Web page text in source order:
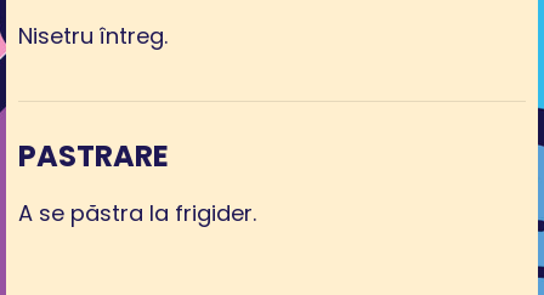
Nisetru întreg.
PASTRARE
A se păstra la frigider.